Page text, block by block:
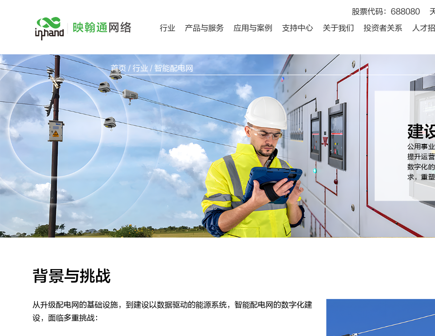
股票代码：688080
行业
产品与服务 应用与案例 支持中心 关于我们 投资者关系 人才
建
公用事
提升运
数字化
求，重
首页 /行业 / 智能配电网
背景与挑战
从升级配电网的基础设施，到建设以数据驱动的能源系统，智能配电网的数字化建
设，面临多重挑战：